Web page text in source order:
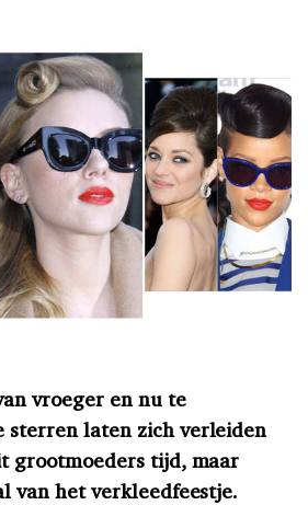
vroeger en nu te
sterren laten zich verleiden
grootmoeders tijd, maar
van het verkleedfeestje.